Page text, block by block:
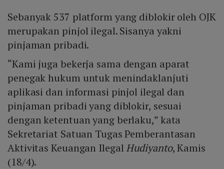
Sebanyak 537 platform yang diblokir oleh OJK
merupakan pinjol ilegal. Sisanya yakni
pinjaman pribadi.
“Kami juga bekerja sama dengan aparat
penegak hukum untuk menindaklanjuti
aplikasi dan informasi pinjol ilegal dan
pinjaman pribadi yang diblokir, sesuai
dengan ketentuan yang berlaku,” kata
Sekretariat Satuan Tugas Pemberantasan
Aktivitas Keuangan Ilegal Hudiyanto, Kamis
(18/4).